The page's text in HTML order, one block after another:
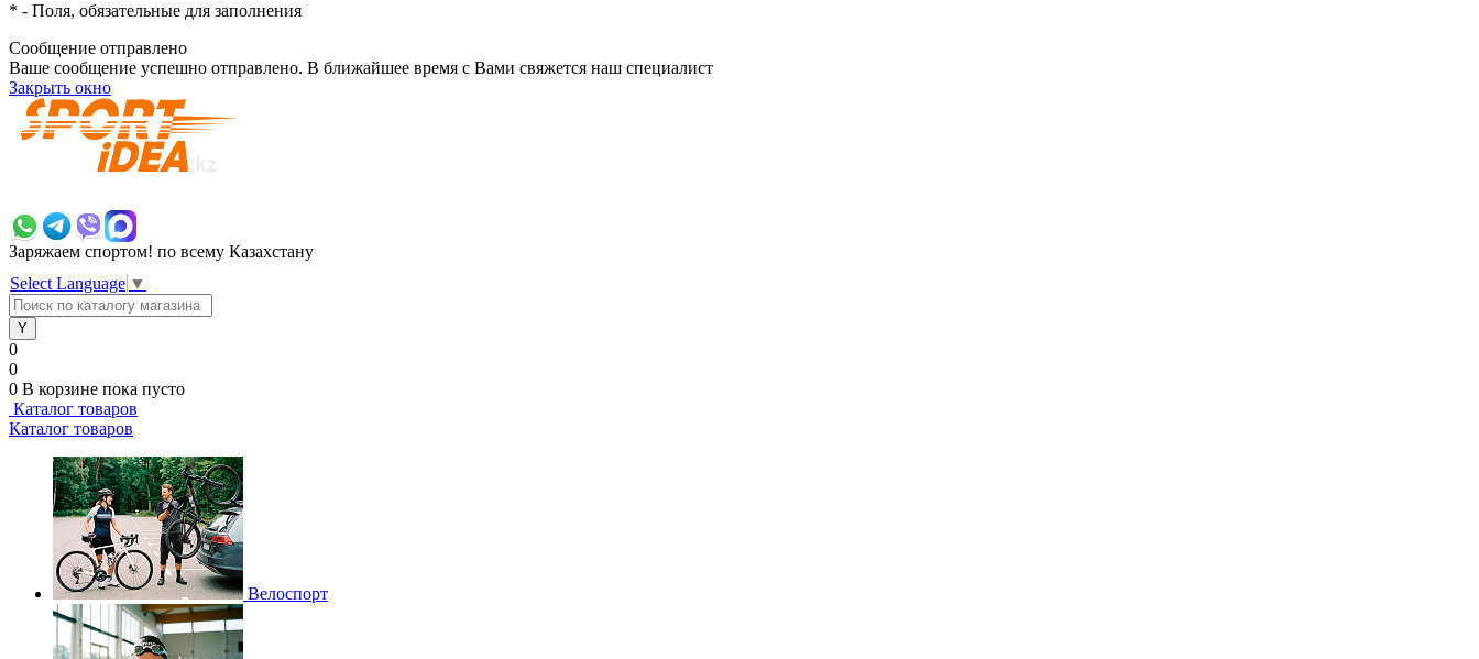
* - Поля, обязательные для заполнения
Сообщение отправлено
Ваше сообщение успешно отправлено. В ближайшее время с Вами свяжется наш специалист
Закрыть окно
Заряжаем спортом! по всему Казахстану
Select Language ▼
0
0
0 В корзине пока пусто
Каталог товаров
Каталог товаров
Велоспорт